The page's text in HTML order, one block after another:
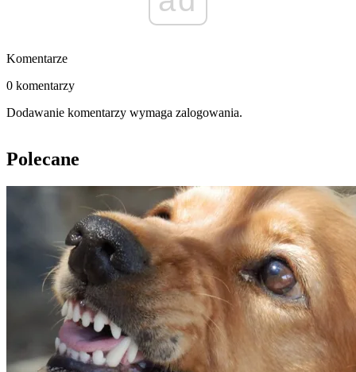
Komentarze
0 komentarzy
Dodawanie komentarzy wymaga zalogowania.
Polecane